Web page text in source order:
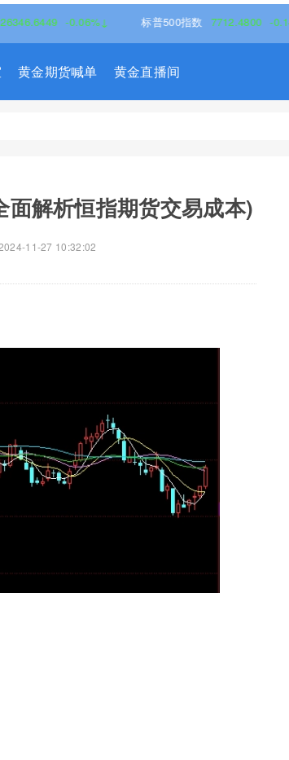
-0.06%↓ 标普500指数 7712.4800 -0.14%↓
黄金期货喊单 黄金直播间
解析恒指期货交易成本)
11-27 10:32:02